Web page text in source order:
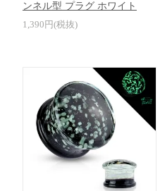
ンネル型 プラグ ホワイト
1,390円(税抜)